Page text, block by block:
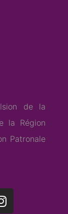
de la
la Région
Patronale